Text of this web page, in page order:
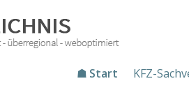
☗ Start KFZ-